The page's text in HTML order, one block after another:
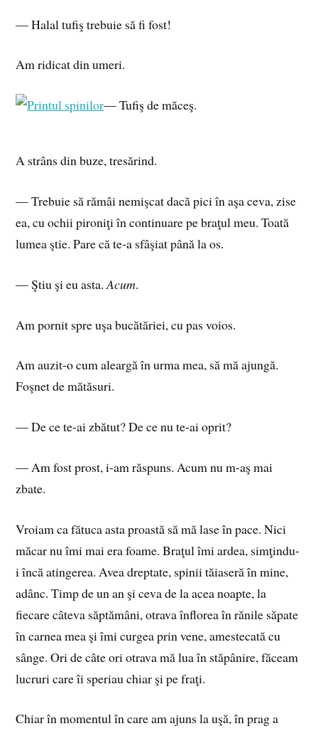
— Halal tufiş trebuie să fi fost!
Am ridicat din umeri.
— Tufiş de măceş.
A strâns din buze, tresărind.
— Trebuie să rămâi nemişcat dacă pici în aşa ceva, zise
ea, cu ochii pironiţi în continuare pe braţul meu. Toată
lumea ştie. Pare că te‑a sfâşiat până la os.
— Ştiu şi eu asta.Acum.
Am pornit spre uşa bucătăriei, cu pas voios.
Am auzit‑o cum aleargă în urma mea, să mă ajungă.
Foşnet de mătăsuri.
— De ce te‑ai zbătut? De ce nu te‑ai oprit?
— Am fost prost, i‑am răspuns. Acum nu m‑aş mai
zbate.
Vroiam ca fătuca asta proastă să mă lase în pace. Nici
măcar nu îmi mai era foame. Braţul îmi ardea, simţindu-
i încă atingerea. Avea dreptate, spinii tăiaseră în mine,
adânc. Timp de un an şi ceva de la acea noapte, la
fiecare câteva săptămâni, otrava înflorea în rănile săpate
în carnea mea şi îmi curgea prin vene, amestecată cu
sânge. Ori de câte ori otrava mă lua în stăpânire, făceam
lucruri care îi speriau chiar şi pe fraţi.
Chiar în momentul în care am ajuns la uşă, în prag a